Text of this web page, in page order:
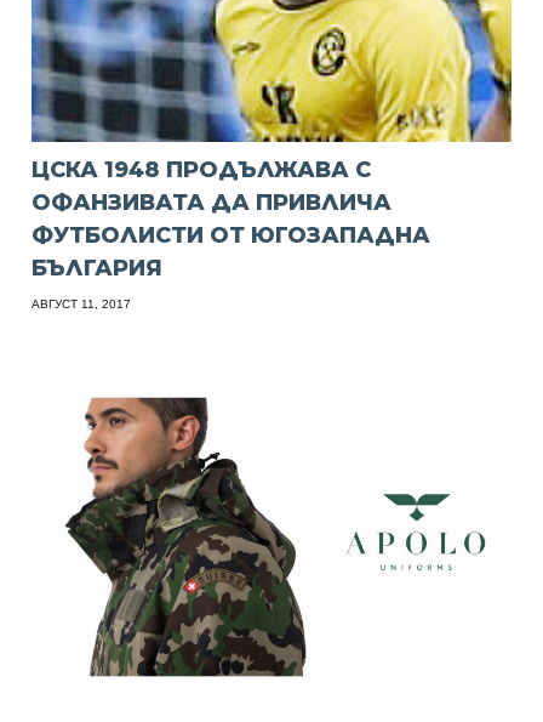
ЦСКА 1948 ПРОДЪЛЖАВА С
ОФАНЗИВАТА ДА ПРИВЛИЧА
ФУТБОЛИСТИ ОТ ЮГОЗАПАДНА
БЪЛГАРИЯ
АВГУСТ 11, 2017